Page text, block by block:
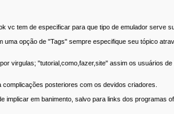
vc tem de especificar para que tipo de emulador serve
opção de "Tags" sempre especifique seu tópico
virgulas; "tutorial,como,fazer,site" assim os usuários
posteriores com os devidos criadores.
em banimento, salvo para links dos programas